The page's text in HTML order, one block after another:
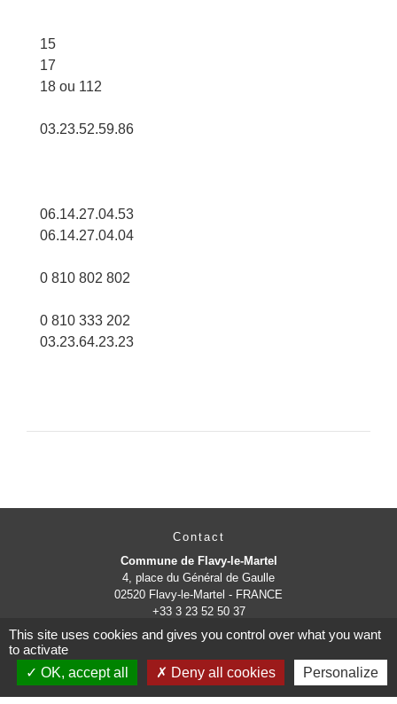
15
17
18 ou 112
03.23.52.59.86
06.14.27.04.53
06.14.27.04.04
0 810 802 802
0 810 333 202
03.23.64.23.23
Contact
Commune de Flavy-le-Martel
4, place du Général de Gaulle
02520 Flavy-le-Martel - FRANCE
+33 3 23 52 50 37
Contact par formulaire
This site uses cookies and gives you control over what you want
to activate
OK, accept all
Deny all cookies Personalize